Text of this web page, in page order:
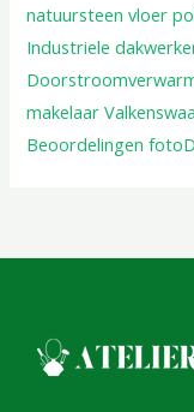
natuursteen vloer
Industriele
makelaar
Beoordelingen